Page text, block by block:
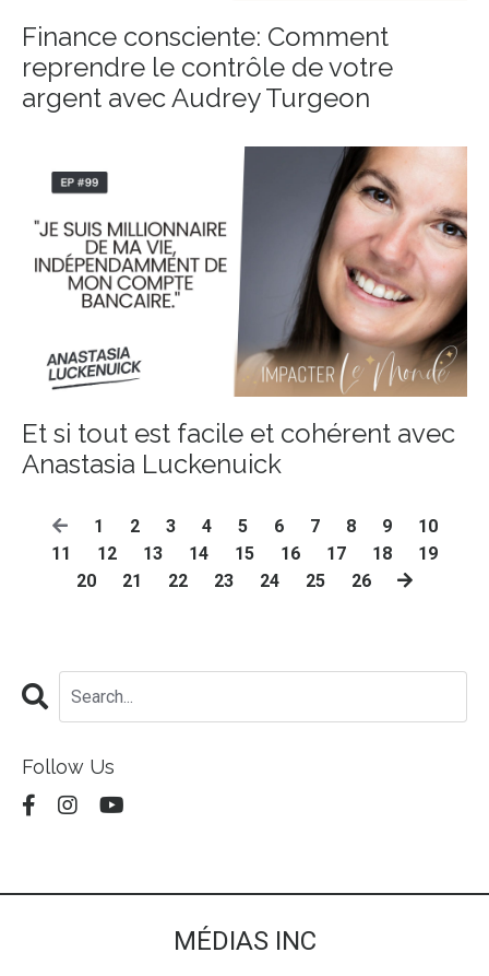
Finance consciente: Comment
reprendre le contrôle de votre
argent avec Audrey Turgeon
Et si tout est facile et cohérent avec
Anastasia Luckenuick
1 2 3 4 5 6 7 8 9
10
11
12 13 14 15 16 17 18
19
20
21 22 23 24 25 26
Follow Us
MÉDIAS INC